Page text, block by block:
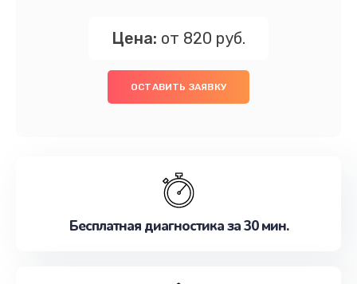
Цена: от 820 руб.
ОСТАВИТЬ ЗАЯВКУ
Бесплатная диагностика за 30 мин.